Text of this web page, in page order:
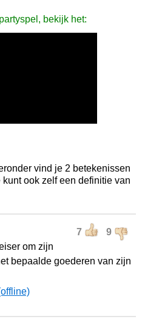
bekijk het:
vind je 2 betekenissen
ook zelf een definitie van
7 9
om zijn
bepaalde goederen van zijn